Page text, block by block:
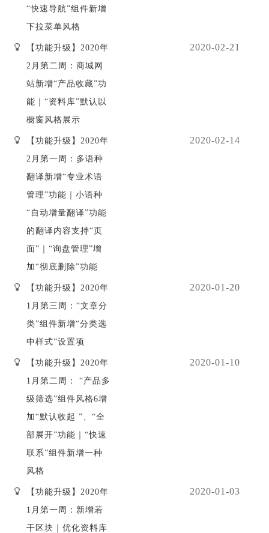
“快速导航”组件新增
下拉菜单风格
【功能升级】2020年
2月第二周：商城网
站新增“产品收藏”功
能｜“资料库”默认以
橱窗风格展示
2020-02-21
【功能升级】2020年
2月第一周：多语种
翻译新增“专业术语
管理”功能｜小语种
“自动增量翻译”功能
的翻译内容支持“页
面”｜“询盘管理”增
加“彻底删除”功能
2020-02-14
【功能升级】2020年
1月第三周：“文章分
类”组件新增“分类选
中样式”设置项
2020-01-20
【功能升级】2020年
1月第二周： “产品多
级筛选”组件风格6增
加“默认收起 ”、“全
部展开”功能｜“快速
联系”组件新增一种
风格
2020-01-10
【功能升级】2020年
1月第一周：新增若
干区块｜优化资料库
2020-01-03